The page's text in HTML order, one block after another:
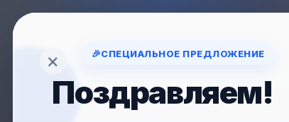
× 🎉СПЕЦИАЛЬНОЕ ПРЕДЛОЖЕНИЕ
Поздравляем!